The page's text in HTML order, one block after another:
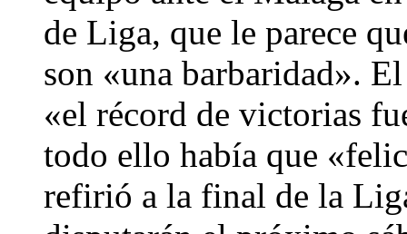
de Liga, que le parece
son «una barbaridad».
«el récord de victorias
todo ello había que
refirió a la final de la